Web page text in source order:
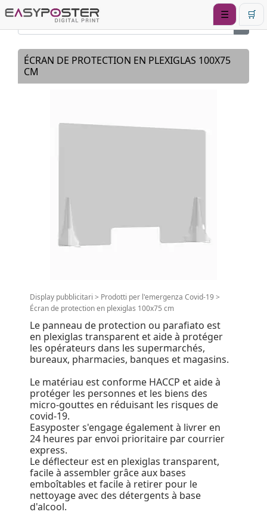
☰ 🛒
ÉCRAN DE PROTECTION EN PLEXIGLAS 100X75
CM
Display pubblicitari > Prodotti per l'emergenza Covid-19>
Écran de protection en plexiglas 100x75 cm
Le panneau de protection ou parafiato est
en plexiglas transparent et aide à protéger
les opérateurs dans les supermarchés,
bureaux, pharmacies, banques et magasins.
Le matériau est conforme HACCP et aide à
protéger les personnes et les biens des
micro-gouttes en réduisant les risques de
covid-19.
Easyposter s'engage également à livrer en
24 heures par envoi prioritaire par courrier
express.
Le déflecteur est en plexiglas transparent,
facile à assembler grâce aux bases
emboîtables et facile à retirer pour le
nettoyage avec des détergents à base
d'alcool.